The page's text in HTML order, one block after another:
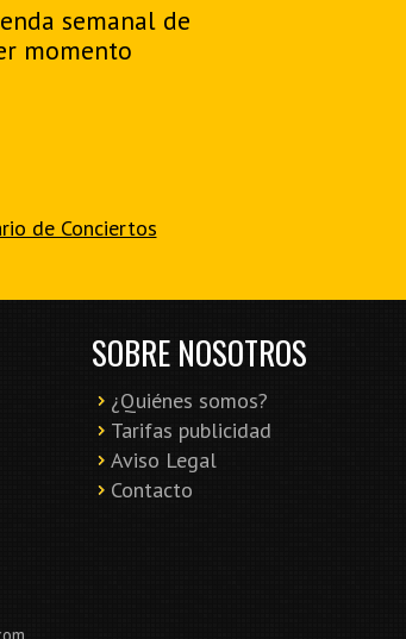
semanal de
momento
de Conciertos
SOBRE NOSOTROS
¿Quiénes somos?
Tarifas publicidad
Aviso Legal
Contacto